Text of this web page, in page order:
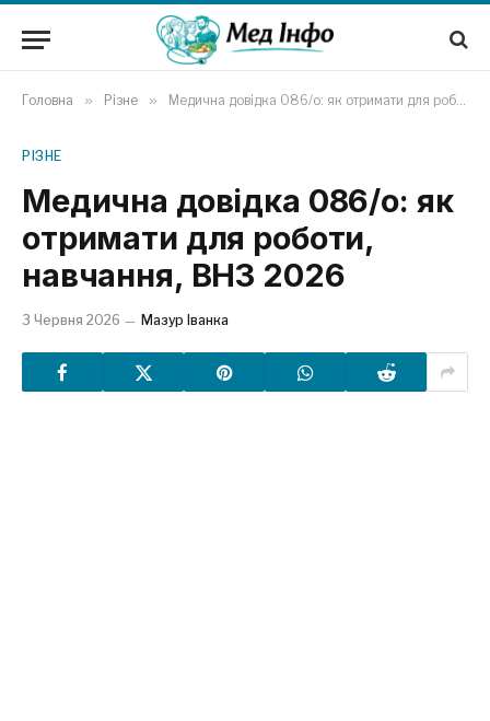
Головна » Різне » Медична довідка 086/о: як отримати для роботи, навчання, ВНЗ 2026
РІЗНЕ
Медична довідка 086/о: як
отримати для роботи,
навчання, ВНЗ 2026
3 Червня 2026 Мазур Іванка